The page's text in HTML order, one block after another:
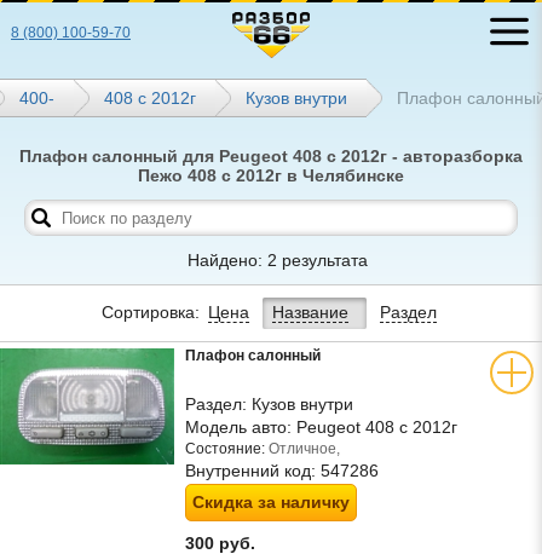
8 (800) 100-59-70
400- 408 с 2012г Кузов внутри Плафон
Плафон салонный для Peugeot 408 с 2012г - авторазборка
Пежо 408 с 2012г в Челябинске
Найдено: 2 результата
Сортировка: Цена Название Раздел
Плафон салонный
Раздел: Кузов внутри
Модель авто: Peugeot 408 с 2012г
Состояние: Отличное,
Внутренний код: 547286
Скидка за наличку
300 руб.